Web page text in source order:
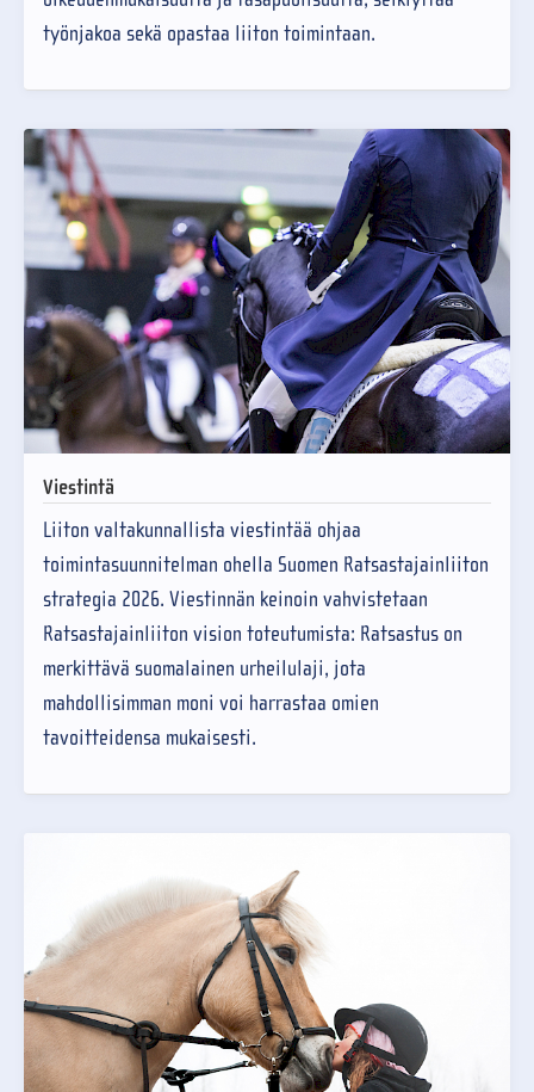
työnjakoa sekä opastaa liiton toimintaan.
Viestintä
Liiton valtakunnallista viestintää ohjaa
toimintasuunnitelman ohella Suomen Ratsastajainliiton
strategia 2026. Viestinnän keinoin vahvistetaan
Ratsastajainliiton vision toteutumista: Ratsastus on
merkittävä suomalainen urheilulaji, jota
mahdollisimman moni voi harrastaa omien
tavoitteidensa mukaisesti.